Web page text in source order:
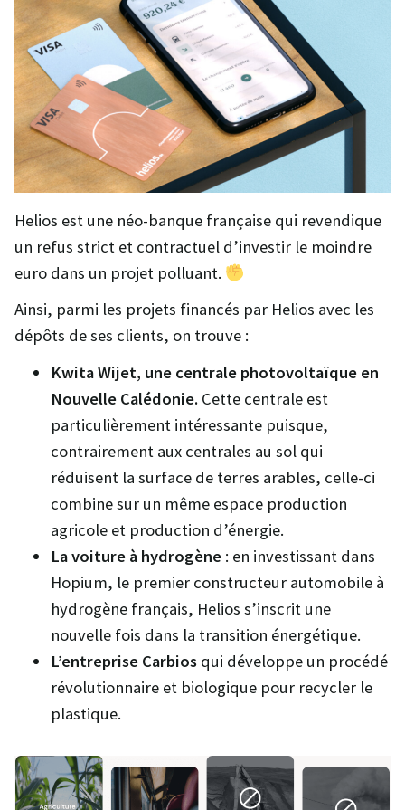
Helios est une néo-banque française qui revendique
un refus strict et contractuel d’investir le moindre
euro dans un projet polluant.
Ainsi, parmi les projets financés par Helios avec les
dépôts de ses clients, on trouve :
Kwita Wijet, une centrale photovoltaïque en
Nouvelle Calédonie. Cette centrale est
particulièrement intéressante puisque,
contrairement aux centrales au sol qui
réduisent la surface de terres arables, celle-ci
combine sur un même espace production
agricole et production d’énergie.
La voiture à hydrogène : en investissant dans
Hopium, le premier constructeur automobile à
hydrogène français, Helios s’inscrit une
nouvelle fois dans la transition énergétique.
L’entreprise Carbios qui développe un procédé
révolutionnaire et biologique pour recycler le
plastique.